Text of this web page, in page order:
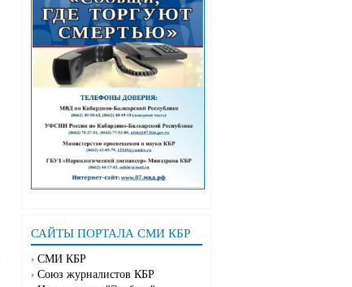
САЙТЫ ПОРТАЛА СМИ КБР
СМИ КБР
Союз журналистов КБР